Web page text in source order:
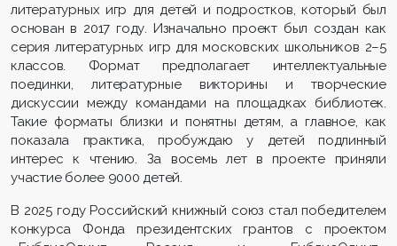
литературных игр для детей и подростков, который был
основан в 2017 году. Изначально проект был создан как
серия литературных игр для московских школьников 2–5
классов. Формат предполагает интеллектуальные
поединки, литературные викторины и творческие
дискуссии между командами на площадках библиотек.
Такие форматы близки и понятны детям, а главное, как
показала практика, пробуждаю у детей подлинный
интерес к чтению. За восемь лет в проекте приняли
участие более 9000 детей.
В 2025 году Российский книжный союз стал победителем
конкурса Фонда президентских грантов с проектом